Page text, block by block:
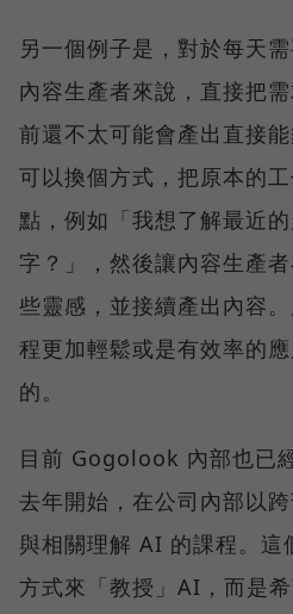
另一個例子是，對於每天
內容生產者來說，直接把
前還不太可能會產出直接
可以換個方式，把原本的
點，例如「我想了解最近
字？」，然後讓內容生產
些靈感，並接續產出內容
程更加輕鬆或是有效率的
的。
目前 Gogolook 內部也已
去年開始，在公司內部以
與相關理解 AI 的課程。這
方式來「教授」AI，而是